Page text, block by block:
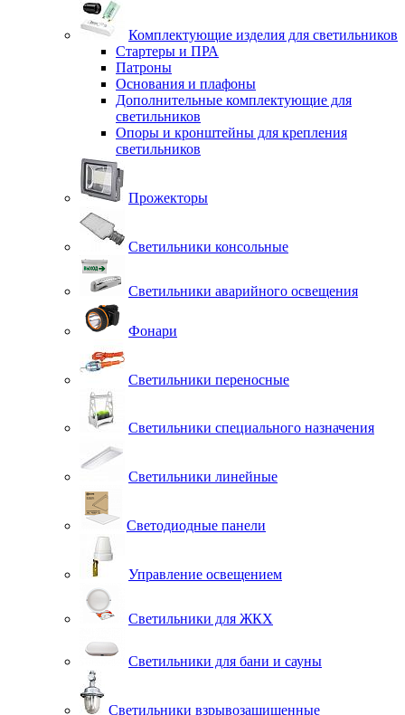
Комплектующие изделия для светильников
Стартеры и ПРА
Патроны
Основания и плафоны
Дополнительные комплектующие для
светильников
Опоры и кронштейны для крепления
светильников
Прожекторы
Светильники консольные
Светильники аварийного освещения
Фонари
Светильники переносные
Светильники специального назначения
Светильники линейные
Светодиодные панели
Управление освещением
Светильники для ЖКХ
Светильники для бани и сауны
Светильники взрывозащищенные